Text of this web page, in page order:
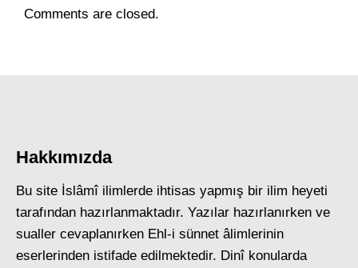
Comments are closed.
Hakkımızda
Bu site İslâmî ilimlerde ihtisas yapmış bir ilim heyeti
tarafından hazırlanmaktadır. Yazılar hazırlanırken ve
sualler cevaplanırken Ehl-i sünnet âlimlerinin
eserlerinden istifade edilmektedir. Dinî konularda